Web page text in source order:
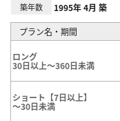
築年数 1995年 4月 築
プラン名・期間
ロング
30日以上～360日未満
ショート【7日以上】
～30日未満